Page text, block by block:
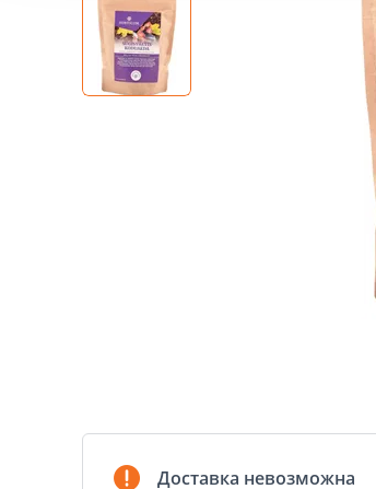
Доставка невозможна